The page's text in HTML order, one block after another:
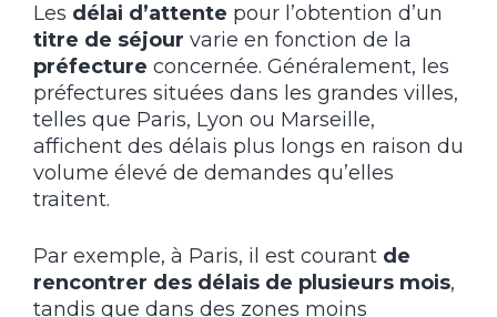
Les délai d’attente pour l’obtention d’un
titre de séjour varie en fonction de la
préfecture concernée. Généralement, les
préfectures situées dans les grandes villes,
telles que Paris, Lyon ou Marseille,
affichent des délais plus longs en raison du
volume élevé de demandes qu’elles
traitent.
Par exemple, à Paris, il est courant de
rencontrer des délais de plusieurs mois,
tandis que dans des zones moins